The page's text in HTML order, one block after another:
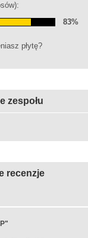
83%
płytę?
zespołu
recenzje